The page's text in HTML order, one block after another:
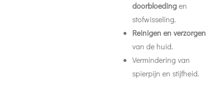
doorbloedingen
stofwisseling.
Reinigen en verzorgen
van de huid.
Vermindering van
spierpijn en stijfheid.